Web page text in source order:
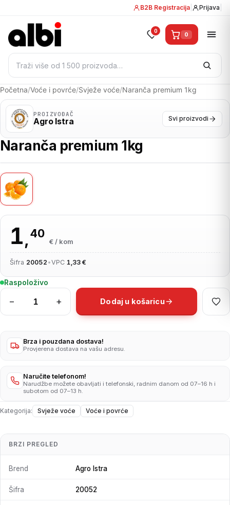
B2B Registracija Prijava
Pretraži:
0 0
Početna/Voće i povrće/Svježe voće/Naranča premium 1kg
PROIZVOĐAČ
Agro Istra Svi proizvodi
Naranča premium 1kg
1,40
€ / kom
Šifra 20052 •VPC 1,33 €
Raspoloživo
−
Naranča
premium
količina
+ Dodaj u košaricu
Brza i pouzdana dostava!
Provjerena dostava na vašu adresu.
Naručite telefonom!
Narudžbe možete obavljati i telefonski, radnim danom od 07–16 h i
subotom od 07–13 h.
Kategorija: Svježe voće Voće i povrće
BRZI PREGLED
Brend Agro Istra
Šifra 20052